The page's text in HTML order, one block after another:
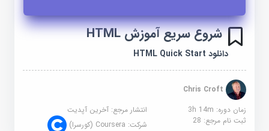
شروع سریع آموزش HTML
دانلود HTML Quick Start
Chris Croft
زمان دوره: 3h 14m
انتشار مرجع:آخرین آپدیت
ثبت نام مرجع:28 شرکت:Coursera (کورسرا)